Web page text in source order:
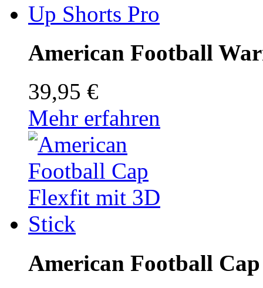
American Football
39,95 €
Mehr erfahren
American Football